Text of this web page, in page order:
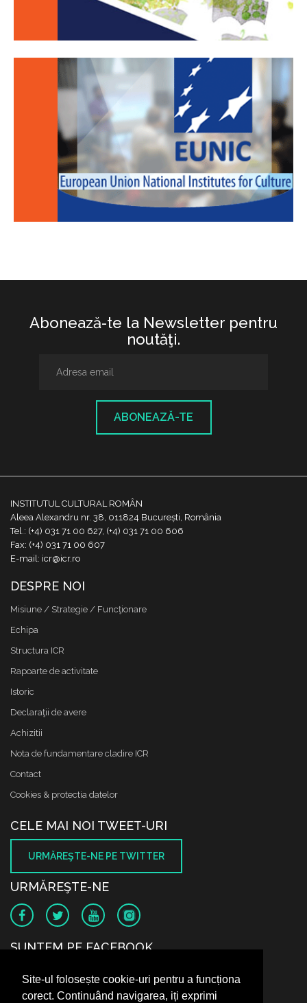
Site-ul folosește cookie-uri pentru a funcționa
corect. Continuând navigarea, iți exprimi
Abonează-te la Newsletter pentru
noutăţi.
ABONEAZĂ-TE
INSTITUTUL CULTURAL ROMÂN
Aleea Alexandru nr. 38, 011824 București, România
Tel.: (+4) 031 71 00 627, (+4) 031 71 00 606
Fax: (+4) 031 71 00 607
E-mail: icr@icr.ro
DESPRE NOI
Misiune / Strategie / Funcţionare
Echipa
Structura ICR
Rapoarte de activitate
Istoric
Declaraţii de avere
Achizitii
Nota de fundamentare cladire ICR
Contact
Cookies & protectia datelor
CELE MAI NOI TWEET-URI
URMĂREŞTE-NE PE TWITTER
URMĂREŞTE-NE
SUNTEM PE FACEBOOK